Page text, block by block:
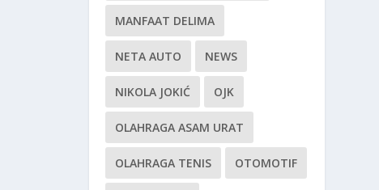
MANFAAT DELIMA
NETA AUTO NEWS
NIKOLA JOKIĆ OJK
OLAHRAGA ASAM URAT
OLAHRAGA TENIS OTOMOTIF